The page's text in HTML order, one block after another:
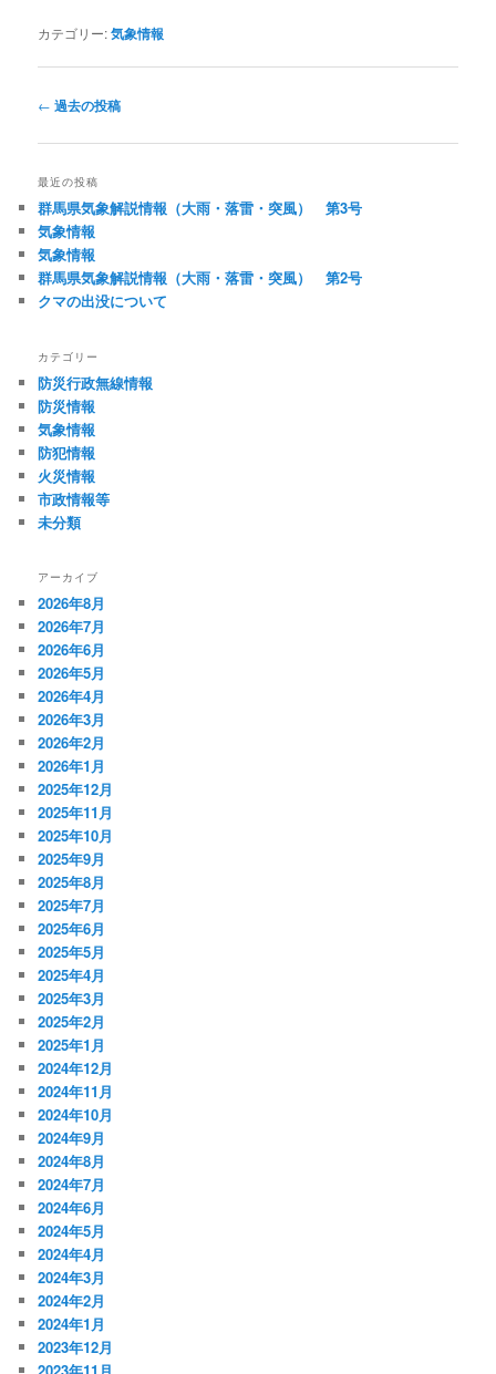
カテゴリー:気象情報
投
ナ
ビ
ー
シ
ョ
ン
← 過去の投稿
最近の投稿
群馬県気象解説情報（大雨・落雷・突風） 第3号
気象情報
気象情報
群馬県気象解説情報（大雨・落雷・突風） 第2号
クマの出没について
カテゴリー
防災行政無線情報
防災情報
気象情報
防犯情報
火災情報
市政情報等
未分類
アーカイブ
2026年8月
2026年7月
2026年6月
2026年5月
2026年4月
2026年3月
2026年2月
2026年1月
2025年12月
2025年11月
2025年10月
2025年9月
2025年8月
2025年7月
2025年6月
2025年5月
2025年4月
2025年3月
2025年2月
2025年1月
2024年12月
2024年11月
2024年10月
2024年9月
2024年8月
2024年7月
2024年6月
2024年5月
2024年4月
2024年3月
2024年2月
2024年1月
2023年12月